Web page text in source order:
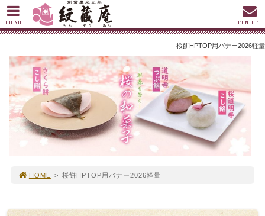
桜餅HPTOP用バナー2026軽量
HOME > 桜餅HPTOP用バナー2026軽量
MENU CONTACT